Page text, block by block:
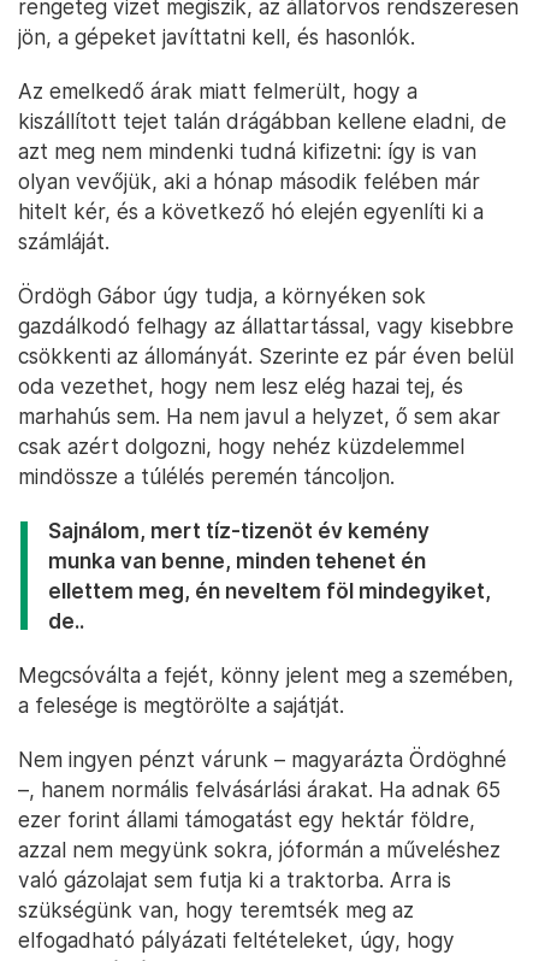
rengeteg vizet megiszik, az állatorvos rendszeresen
jön, a gépeket javíttatni kell, és hasonlók.
Az emelkedő árak miatt felmerült, hogy a
kiszállított tejet talán drágábban kellene eladni, de
azt meg nem mindenki tudná kifizetni: így is van
olyan vevőjük, aki a hónap második felében már
hitelt kér, és a következő hó elején egyenlíti ki a
számláját.
Ördögh Gábor úgy tudja, a környéken sok
gazdálkodó felhagy az állattartással, vagy kisebbre
csökkenti az állományát. Szerinte ez pár éven belül
oda vezethet, hogy nem lesz elég hazai tej, és
marhahús sem. Ha nem javul a helyzet, ő sem akar
csak azért dolgozni, hogy nehéz küzdelemmel
mindössze a túlélés peremén táncoljon.
Sajnálom, mert tíz-tizenöt év kemény
munka van benne, minden tehenet én
ellettem meg, én neveltem föl mindegyiket,
de..
Megcsóválta a fejét, könny jelent meg a szemében,
a felesége is megtörölte a sajátját.
Nem ingyen pénzt várunk – magyarázta Ördöghné
–, hanem normális felvásárlási árakat. Ha adnak 65
ezer forint állami támogatást egy hektár földre,
azzal nem megyünk sokra, jóformán a műveléshez
való gázolajat sem futja ki a traktorba. Arra is
szükségünk van, hogy teremtsék meg az
elfogadható pályázati feltételeket, úgy, hogy